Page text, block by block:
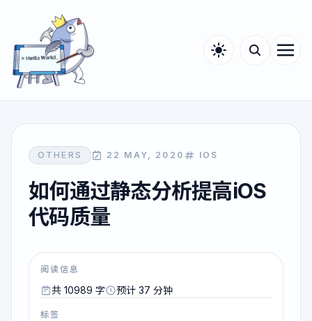
OTHERS 22 MAY, 2020 IOS
如何通过静态分析提高iOS
代码质量
阅读信息
共 10989 字 预计 37 分钟
标签